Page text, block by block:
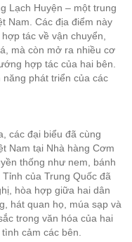
Lạch Huyện – một trung
Nam. Các địa điểm này
tác về vận chuyển,
mà còn mở ra nhiều cơ
hợp tác của hai bên.
phát triển của các
các đại biểu đã cùng
Nam tại Nhà hàng Cơm
thống như nem, bánh
của Trung Quốc đã
hòa hợp giữa hai dân
hát quan họ, múa sạp và
trong văn hóa của hai
cảm các bên.